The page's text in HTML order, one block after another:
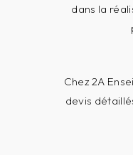
dans la
Chez 2A
devis